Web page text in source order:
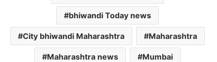
p
k
bhiwandi Today news
City bhiwandi Maharashtra Maharashtra
Maharashtra news Mumbai